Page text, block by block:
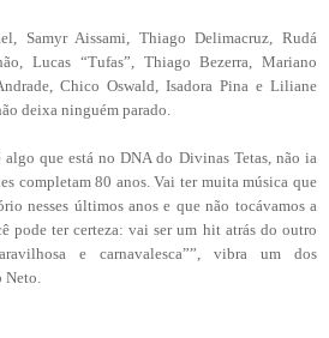
Samyr Aissami, Thiago Delimacruz, Rudá
Lucas “Tufas”, Thiago Bezerra, Mariano
Chico Oswald, Isadora Pina e Liliane
deixa ninguém parado.
algo que está no DNA do Divinas Tetas, não ia
completam 80 anos. Vai ter muita música que
nesses últimos anos e que não tocávamos a
pode ter certeza: vai ser um hit atrás do outro
e carnavalesca””, vibra um dos